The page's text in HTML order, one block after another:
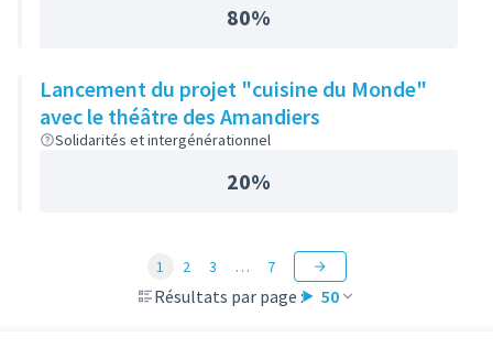
80%
Lancement du projet "cuisine du Monde"
avec le théâtre des Amandiers
Solidarités et intergénérationnel
20%
Résultats par page : 50
1 2 3 … 7